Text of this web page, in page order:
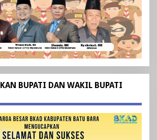
BUPATI DAN WAKIL BUPATI